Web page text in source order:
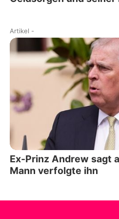
Artikel -
Ex-Prinz Andrew sagt
Mann verfolgte ihn